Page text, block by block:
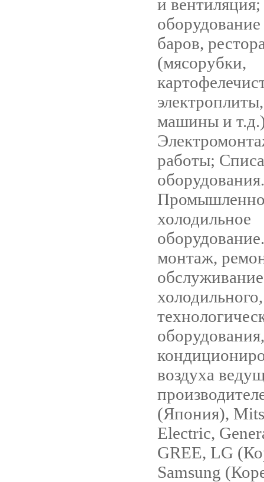
и
баров,
(мясорубки,
машины и
работы;
холодильное
монтаж,
обслуживание
воздуха
(Япония),
Electric,
GREE, LG
Samsung